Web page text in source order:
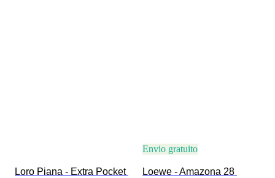
Loro Piana - Extra Pocket
Envio gratuito
Loewe - Amazona 28